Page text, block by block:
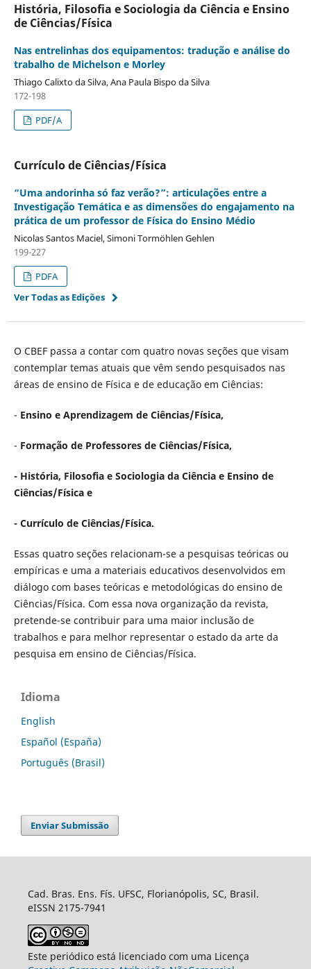
História, Filosofia e Sociologia da Ciência e Ensino
de Ciências/Física
Nas entrelinhas dos equipamentos: tradução e análise do
trabalho de Michelson e Morley
Thiago Calixto da Silva, Ana Paula Bispo da Silva
172-198
PDF/A
Currículo de Ciências/Física
“Uma andorinha só faz verão?”: articulações entre a
Investigação Temática e as dimensões do engajamento na
prática de um professor de Física do Ensino Médio
Nicolas Santos Maciel, Simoni Tormöhlen Gehlen
199-227
PDFA
Ver Todas as Edições
O CBEF passa a contar com quatro novas seções que visam
contemplar temas atuais que vêm sendo pesquisados nas
áreas de ensino de Física e de educação em Ciências:
- Ensino e Aprendizagem de Ciências/Física,
- Formação de Professores de Ciências/Física,
- História, Filosofia e Sociologia da Ciência e Ensino de
Ciências/Física e
- Currículo de Ciências/Física.
Essas quatro seções relacionam-se a pesquisas teóricas ou
empíricas e uma a materiais educativos desenvolvidos em
diálogo com bases teóricas e metodológicas do ensino de
Ciências/Física. Com essa nova organização da revista,
pretende-se contribuir para uma maior inclusão de
trabalhos e para melhor representar o estado da arte da
pesquisa em ensino de Ciências/Física.
Idioma
English
Español (España)
Português (Brasil)
Enviar Submissão
Cad. Bras. Ens. Fís. UFSC, Florianópolis, SC, Brasil.
eISSN 2175-7941
Este periódico está licenciado com uma Licença